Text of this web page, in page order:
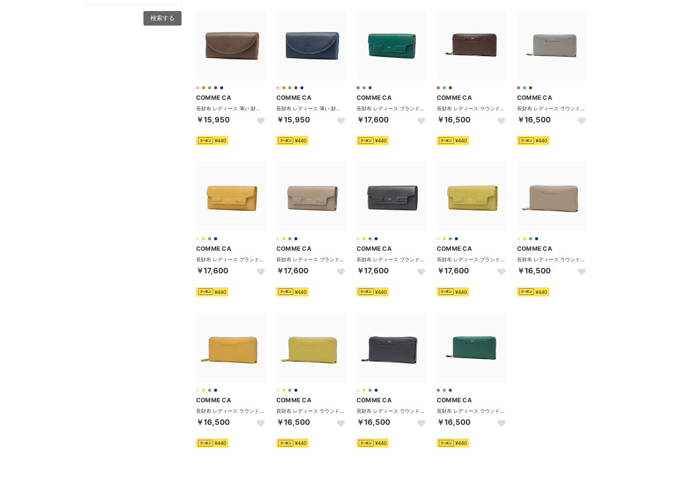
COMME CA
￥15,950
¥440
COMME CA
￥15,950
¥440
COMME CA
￥17,600
¥440
COMME CA
￥16,500
¥440
COMME CA
￥16,500
¥440
COMME CA
￥17,600
¥440
COMME CA
￥17,600
¥440
COMME CA
￥17,600
¥440
COMME CA
￥17,600
¥440
COMME CA
￥16,500
¥440
COMME CA
￥16,500
¥440
COMME CA
￥16,500
¥440
COMME CA
￥16,500
¥440
COMME CA
￥16,500
¥440